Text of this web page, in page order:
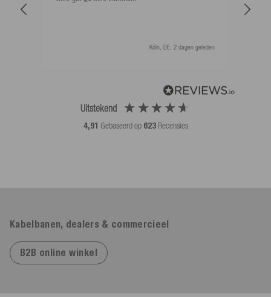
Uitstekend
4,91 Gebaseerd op 623 Recensies
Köln, DE, 2 dagen geleden
Kabelbanen, dealers & commercieel
B2B online winkel